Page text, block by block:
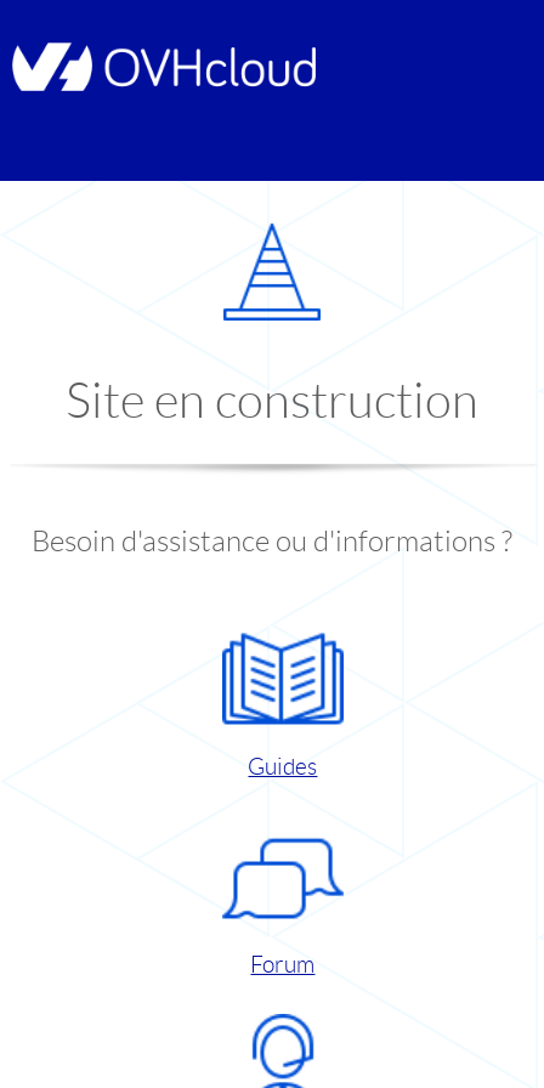
Site en construction
Besoin d'assistance ou d'informations ?
Guides
Forum